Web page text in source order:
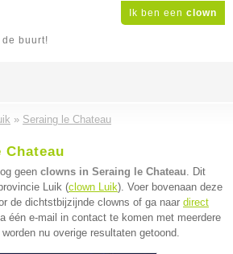
Ik ben een clown
buurt!
» Seraing le Chateau
Chateau
geen clowns in Seraing le Chateau. Dit
Luik (clown Luik). Voer bovenaan deze
de dichtstbijzijnde clowns of ga naar direct
één e-mail in contact te komen met meerdere
nu overige resultaten getoond.